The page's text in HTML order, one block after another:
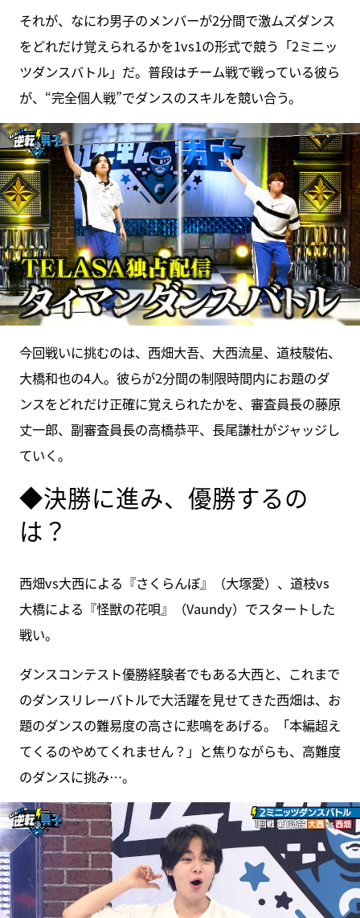
それが、なにわ男子のメンバーが2分間で激ムズダンス
をどれだけ覚えられるかを1vs1の形式で競う「2ミニッ
ツダンスバトル」だ。普段はチーム戦で戦っている彼ら
が、“完全個人戦”でダンスのスキルを競い合う。
今回戦いに挑むのは、西畑大吾、大西流星、道枝駿佑、
大橋和也の4人。彼らが2分間の制限時間内にお題のダ
ンスをどれだけ正確に覚えられたかを、審査員長の藤原
丈一郎、副審査員長の高橋恭平、長尾謙杜がジャッジし
ていく。
◆決勝に進み、優勝するの
は？
西畑vs大西による『さくらんぼ』（大塚愛）、道枝vs
大橋による『怪獣の花唄』（Vaundy）でスタートした
戦い。
ダンスコンテスト優勝経験者でもある大西と、これまで
のダンスリレーバトルで大活躍を見せてきた西畑は、お
題のダンスの難易度の高さに悲鳴をあげる。「本編超え
てくるのやめてくれません？」と焦りながらも、高難度
のダンスに挑み…。